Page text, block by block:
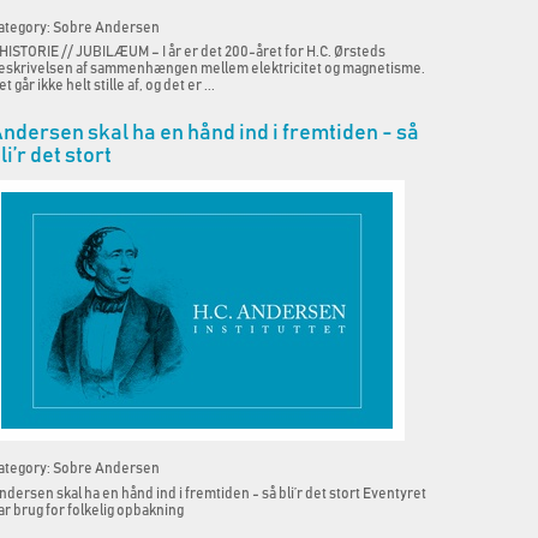
Sobre Andersen
// JUBILÆUM – I år er det 200-året for H.C. Ørsteds
af sammenhængen mellem elektricitet og magnetisme.
går ikke helt stille af, og det er ...
skal ha en hånd ind i fremtiden - så
det stort
Sobre Andersen
skal ha en hånd ind i fremtiden - så bli’r det stort Eventyret
brug for folkelig opbakning